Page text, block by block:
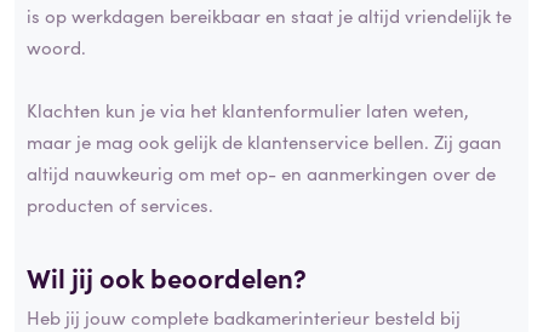
is op werkdagen bereikbaar en staat je altijd vriendelijk te
woord.
Klachten kun je via het klantenformulier laten weten,
maar je mag ook gelijk de klantenservice bellen. Zij gaan
altijd nauwkeurig om met op- en aanmerkingen over de
producten of services.
Wil jij ook beoordelen?
Heb jij jouw complete badkamerinterieur besteld bij